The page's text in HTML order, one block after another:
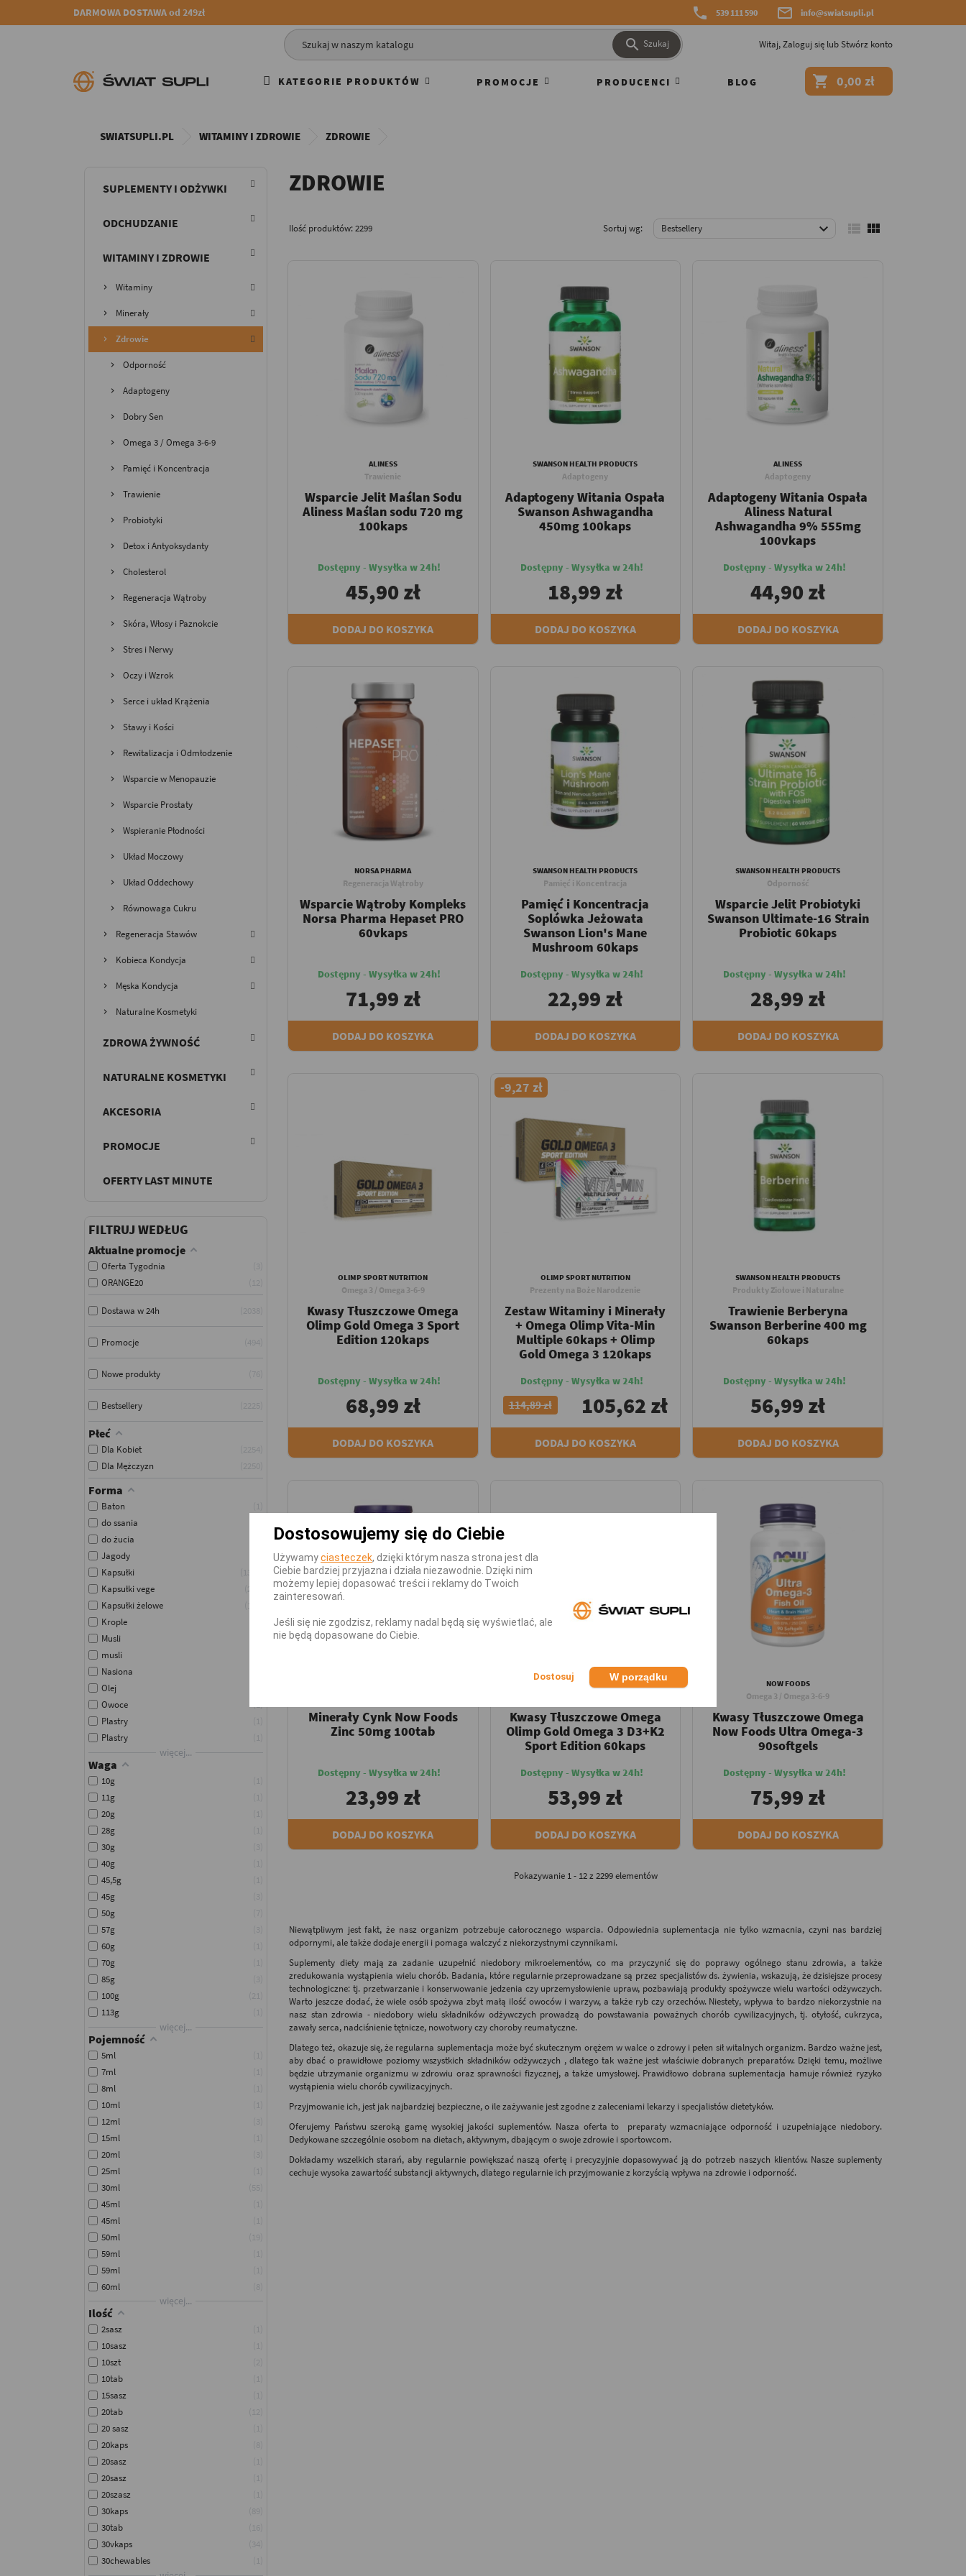
DARMOWA DOSTAWA od 249zł  539 111 590  info@swiatsupli.pl
 Szukaj Witaj,Zaloguj się lubStwórz konto
KATEGORIE PRODUKTÓW PROMOCJE PRODUCENCI BLOG  0,00 zł
SWIATSUPLI.PL WITAMINY I ZDROWIE ZDROWIE
SUPLEMENTY I ODŻYWKI
ODCHUDZANIE
WITAMINY I ZDROWIE
Witaminy
Minerały
Zdrowie
Odporność
Adaptogeny
Dobry Sen
Omega 3 / Omega 3-6-9
Pamięć i Koncentracja
Trawienie
Probiotyki
Detox i Antyoksydanty
Cholesterol
Regeneracja Wątroby
Skóra, Włosy i Paznokcie
Stres i Nerwy
Oczy i Wzrok
Serce i układ Krążenia
Stawy i Kości
Rewitalizacja i Odmłodzenie
Wsparcie w Menopauzie
Wsparcie Prostaty
Wspieranie Płodności
Układ Moczowy
Układ Oddechowy
Równowaga Cukru
Regeneracja Stawów
Kobieca Kondycja
Męska Kondycja
Naturalne Kosmetyki
ZDROWA ŻYWNOŚĆ
NATURALNE KOSMETYKI
AKCESORIA
PROMOCJE
OFERTY LAST MINUTE
FILTRUJ WEDŁUG
Aktualne promocje
Oferta Tygodnia
ORANGE20
Dostawa w 24h
Promocje
Nowe produkty
Bestsellery
Płeć
Dla Kobiet
Dla Mężczyzn
Forma
Baton
do ssania
do żucia
Jagody
Kapsułki
Kapsułki vege
Kapsułki żelowe
Krople
Musli
musli
Nasiona
Olej
Owoce
1
Plastry
Plastry
więcej...
Waga
10g
11g
20g
28g
30g
40g
45,5g
45g
50g
57g
60g
70g
85g
100g
113g
więcej...
Pojemność
5ml
7ml
8ml
10ml
12ml
15ml
20ml
25ml
30ml
45ml
45ml
50ml
59ml
59ml
60ml
więcej...
Ilość
2sasz
10sasz
10szt
10tab
15sasz
20tab
20 sasz
20kaps
20sasz
20sasz
20szasz
30kaps
30tab
30vkaps
30chewables
ZDROWIE
Ilość produktów: 2299 Sortuj wg: Bestsellery   
ALINESS
Trawienie
Wsparcie Jelit Maślan Sodu
Aliness Maślan sodu 720 mg
100kaps
Dostępny - Wysyłka w 24h!
45,90 zł
DODAJ DO KOSZYKA
SWANSON HEALTH PRODUCTS
Adaptogeny
Adaptogeny Witania Ospała
Swanson Ashwagandha
450mg 100kaps
Dostępny - Wysyłka w 24h!
18,99 zł
DODAJ DO KOSZYKA
ALINESS
Adaptogeny
Adaptogeny Witania Ospała
Aliness Natural
Ashwagandha 9% 555mg
100vkaps
Dostępny - Wysyłka w 24h!
44,90 zł
DODAJ DO KOSZYKA
NORSA PHARMA
Regeneracja Wątroby
Wsparcie Wątroby Kompleks
Norsa Pharma Hepaset PRO
60vkaps
Dostępny - Wysyłka w 24h!
71,99 zł
DODAJ DO KOSZYKA
SWANSON HEALTH PRODUCTS
Pamięć i Koncentracja
Pamięć i Koncentracja
Soplówka Jeżowata
Swanson Lion's Mane
Mushroom 60kaps
Dostępny - Wysyłka w 24h!
22,99 zł
DODAJ DO KOSZYKA
SWANSON HEALTH PRODUCTS
Odporność
Wsparcie Jelit Probiotyki
Swanson Ultimate-16 Strain
Probiotic 60kaps
Dostępny - Wysyłka w 24h!
28,99 zł
DODAJ DO KOSZYKA
OLIMP SPORT NUTRITION
Omega 3 / Omega 3-6-9
Kwasy Tłuszczowe Omega
Olimp Gold Omega 3 Sport
Edition 120kaps
Dostępny - Wysyłka w 24h!
68,99 zł
DODAJ DO KOSZYKA
-9,27 zł
OLIMP SPORT NUTRITION
Prezenty na Boże Narodzenie
Zestaw Witaminy i Minerały
+ Omega Olimp Vita-Min
Multiple 60kaps + Olimp
Gold Omega 3 120kaps
Dostępny - Wysyłka w 24h!
114,89 zł 105,62 zł
DODAJ DO KOSZYKA
SWANSON HEALTH PRODUCTS
Produkty Ziołowe i Naturalne
Trawienie Berberyna
Swanson Berberine 400 mg
60kaps
Dostępny - Wysyłka w 24h!
56,99 zł
DODAJ DO KOSZYKA
Minerały Cynk Now Foods
Zinc 50mg 100tab
Dostępny - Wysyłka w 24h!
23,99 zł
DODAJ DO KOSZYKA
OLIMP SPORT NUTRITION
Kwasy Tłuszczowe Omega
Olimp Gold Omega 3 D3+K2
Sport Edition 60kaps
Dostępny - Wysyłka w 24h!
53,99 zł
DODAJ DO KOSZYKA
NOW FOODS
Omega 3 / Omega 3-6-9
Kwasy Tłuszczowe Omega
Now Foods Ultra Omega-3
90softgels
Dostępny - Wysyłka w 24h!
75,99 zł
DODAJ DO KOSZYKA
Pokazywanie 1 - 12 z 2299 elementów
Niewątpliwym jest fakt, że nasz organizm potrzebuje całorocznego wsparcia. Odpowiednia suplementacja nie tylko wzmacnia, czyni nas bardziej
odpornymi, ale także dodaje energii i pomaga walczyć z niekorzystnymi czynnikami.
Suplementy diety mają za zadanie uzupełnić niedobory mikroelementów, co ma przyczynić się do poprawy ogólnego stanu zdrowia, a także
zredukowania wystąpienia wielu chorób. Badania, które regularnie przeprowadzane są przez specjalistów ds. żywienia, wskazują, że dzisiejsze procesy
technologiczne: tj. przetwarzanie i konserwowanie jedzenia czy uprzemysłowienie upraw, pozbawiają produkty spożywcze wielu wartości odżywczych.
Warto jeszcze dodać, że wiele osób spożywa zbyt małą ilość owoców i warzyw, a także ryb czy orzechów. Niestety, wpływa to bardzo niekorzystnie na
nasz stan zdrowia - niedobory wielu składników odżywczych prowadzą do powstawania poważnych chorób cywilizacyjnych, tj. otyłość, cukrzyca,
zawały serca, nadciśnienie tętnicze, nowotwory czy choroby reumatyczne.
Dlatego też, okazuje się, że regularna suplementacja może być skutecznym orężem w walce o zdrowy i pełen sił witalnych organizm. Bardzo ważne jest,
aby dbać o prawidłowe poziomy wszystkich składników odżywczych , dlatego tak ważne jest właściwie dobranych preparatów. Dzięki temu, możliwe
będzie utrzymanie organizmu w zdrowiu oraz sprawności fizycznej, a także umysłowej. Prawidłowo dobrana suplementacja hamuje również ryzyko
wystąpienia wielu chorób cywilizacyjnych.
Przyjmowanie ich, jest jak najbardziej bezpieczne, o ile zażywanie jest zgodne z zaleceniami lekarzy i specjalistów dietetyków.
Oferujemy Państwu szeroką gamę wysokiej jakości suplementów. Nasza oferta to preparaty wzmacniające odporność i uzupełniające niedobory.
Dedykowane szczególnie osobom na dietach, aktywnym, dbającym o swoje zdrowie i sportowcom.
Dokładamy wszelkich starań, aby regularnie powiększać naszą ofertę i precyzyjnie dopasowywać ją do potrzeb naszych klientów. Nasze suplementy
cechuje wysoka zawartość substancji aktywnych, dlatego regularnie ich przyjmowanie z korzyścią wpływa na zdrowie i odporność.
Dostosowujemy się do Ciebie
Używamyciasteczek, dzięki którym nasza strona jest dla
Ciebie bardziej przyjazna i działa niezawodnie. Dzięki nim
możemy lepiej dopasować treści i reklamy do Twoich
zainteresowań.
Jeśli się nie zgodzisz, reklamy nadal będą się wyświetlać, ale
nie będą dopasowane do Ciebie.
W porządku